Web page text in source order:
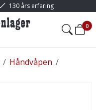
130 års erfaring
0
/ /
Håndvåpen